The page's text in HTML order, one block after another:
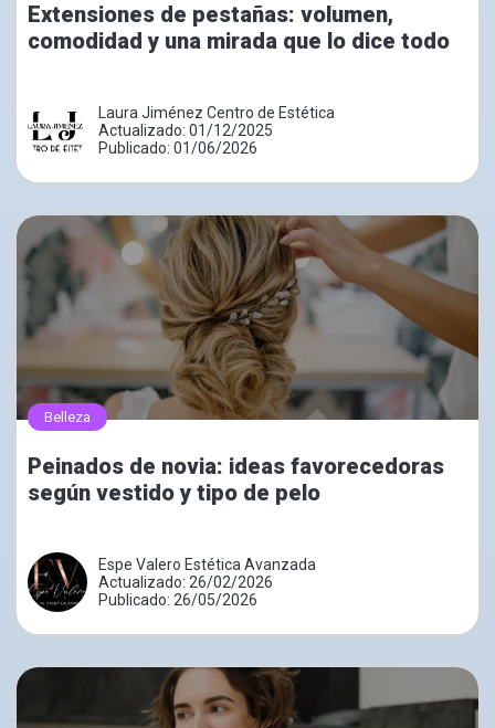
Extensiones de pestañas: volumen,
comodidad y una mirada que lo dice todo
Laura Jiménez Centro de Estética
Actualizado: 01/12/2025
Publicado: 01/06/2026
Belleza
Peinados de novia: ideas favorecedoras
según vestido y tipo de pelo
Espe Valero Estética Avanzada
Actualizado: 26/02/2026
Publicado: 26/05/2026